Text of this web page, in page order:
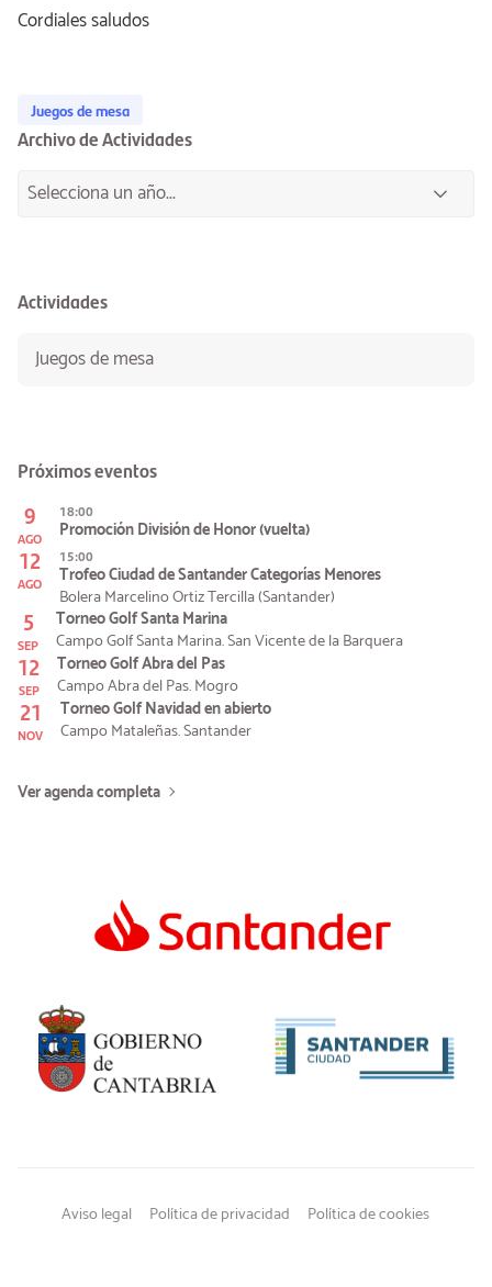
Cordiales saludos
Juegos de mesa
Archivo de Actividades
Actividades
Juegos de mesa
Próximos eventos
9
AGO
18:00
Promoción División de Honor (vuelta)
12
AGO
15:00
Trofeo Ciudad de Santander Categorías Menores
Bolera Marcelino Ortiz Tercilla (Santander)
5
SEP
Torneo Golf Santa Marina
Campo Golf Santa Marina. San Vicente de la Barquera
12
SEP
Torneo Golf Abra del Pas
Campo Abra del Pas. Mogro
21
NOV
Torneo Golf Navidad en abierto
Campo Mataleñas. Santander
Ver agenda completa
Aviso legal Política de privacidad Política de cookies